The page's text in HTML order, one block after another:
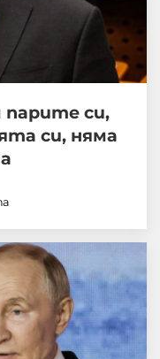
парите си,
си, няма